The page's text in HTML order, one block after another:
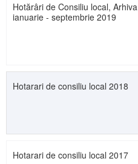
Hotărâri de Consiliu local, Arhiva
ianuarie - septembrie 2019
Hotarari de consiliu local 2018
Hotarari de consiliu local 2017